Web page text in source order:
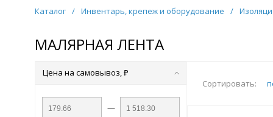
Каталог / Инвентарь, крепеж и оборудование /
МАЛЯРНАЯ ЛЕНТА
Сортировать:
Цена на самовывоз, ₽
—